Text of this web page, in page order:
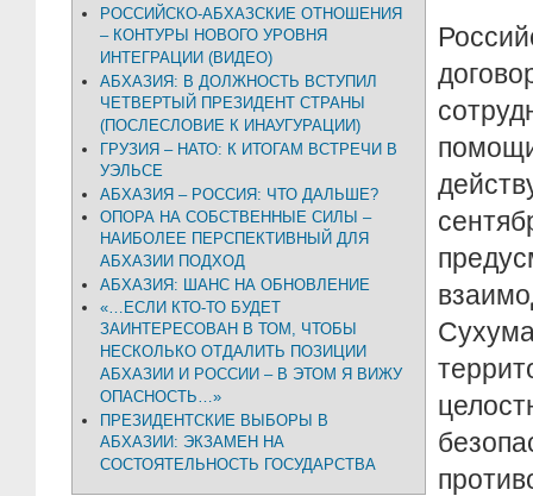
РОССИЙСКО-АБХАЗСКИЕ ОТНОШЕНИЯ
– КОНТУРЫ НОВОГО УРОВНЯ
ИНТЕГРАЦИИ (ВИДЕО)
АБХАЗИЯ: В ДОЛЖНОСТЬ ВСТУПИЛ
ЧЕТВЕРТЫЙ ПРЕЗИДЕНТ СТРАНЫ
(ПОСЛЕСЛОВИЕ К ИНАУГУРАЦИИ)
ГРУЗИЯ – НАТО: К ИТОГАМ ВСТРЕЧИ В
УЭЛЬСЕ
АБХАЗИЯ – РОССИЯ: ЧТО ДАЛЬШЕ?
ОПОРА НА СОБСТВЕННЫЕ СИЛЫ –
НАИБОЛЕЕ ПЕРСПЕКТИВНЫЙ ДЛЯ
АБХАЗИИ ПОДХОД
АБХАЗИЯ: ШАНС НА ОБНОВЛЕНИЕ
«…ЕСЛИ КТО-ТО БУДЕТ
ЗАИНТЕРЕСОВАН В ТОМ, ЧТОБЫ
НЕСКОЛЬКО ОТДАЛИТЬ ПОЗИЦИИ
АБХАЗИИ И РОССИИ – В ЭТОМ Я ВИЖУ
ОПАСНОСТЬ…»
ПРЕЗИДЕНТСКИЕ ВЫБОРЫ В
АБХАЗИИ: ЭКЗАМЕН НА
СОСТОЯТЕЛЬНОСТЬ ГОСУДАРСТВА